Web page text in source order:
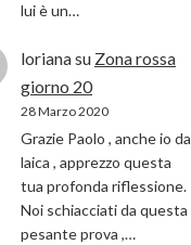
lui è un…
lorianasu Zona rossa
giorno 20
28 Marzo 2020
Grazie Paolo , anche io da
laica , apprezzo questa
tua profonda riflessione.
Noi schiacciati da questa
pesante prova ,…